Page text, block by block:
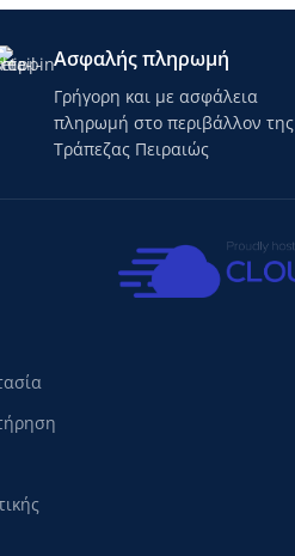
Ασφαλής πληρωμή
Γρήγορη και με ασφάλεια
πληρωμή στο περιβάλλον της
Τράπεζας Πειραιώς